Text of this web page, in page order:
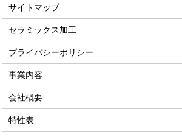
サイトマップ
セラミックス加工
プライバシーポリシー
事業内容
会社概要
特性表